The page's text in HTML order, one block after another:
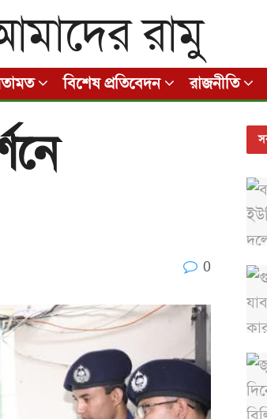
বিশেষ প্রতিবেদন রাজনীতি
0